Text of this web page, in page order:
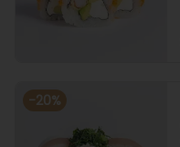
-20%